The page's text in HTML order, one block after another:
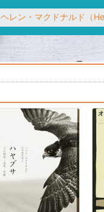
ヘレン・マクドナルド（